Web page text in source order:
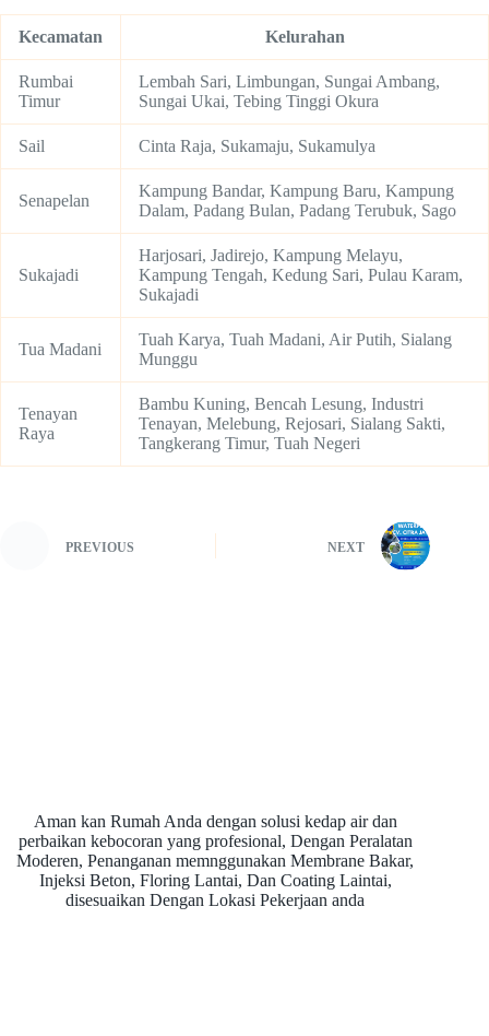
Kecamatan Kelurahan
Rumbai
Timur
Lembah Sari, Limbungan, Sungai Ambang,
Sungai Ukai, Tebing Tinggi Okura
Sail Cinta Raja, Sukamaju, Sukamulya
Senapelan
Kampung Bandar, Kampung Baru, Kampung
Dalam, Padang Bulan, Padang Terubuk, Sago
Sukajadi
Harjosari, Jadirejo, Kampung Melayu,
Kampung Tengah, Kedung Sari, Pulau Karam,
Sukajadi
Tua Madani
Tuah Karya, Tuah Madani, Air Putih, Sialang
Munggu
Tenayan
Raya
Bambu Kuning, Bencah Lesung, Industri
Tenayan, Melebung, Rejosari, Sialang Sakti,
Tangkerang Timur, Tuah Negeri
PREVIOUS NEXT
Aman kan Rumah Anda dengan solusi kedap air dan
perbaikan kebocoran yang profesional, Dengan Peralatan
Moderen, Penanganan memnggunakan Membrane Bakar,
Injeksi Beton, Floring Lantai, Dan Coating Laintai,
disesuaikan Dengan Lokasi Pekerjaan anda